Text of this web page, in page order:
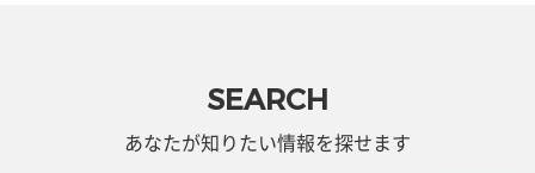
SEARCH
あなたが知りたい情報を探せます